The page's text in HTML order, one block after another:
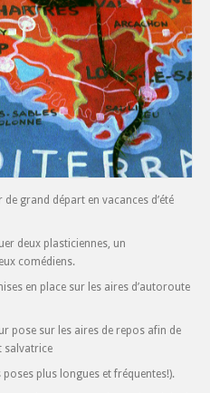
grand départ en vacances d’été
deux plasticiennes, un
comédiens.
en place sur les aires d’autoroute
pose sur les aires de repos afin de
salvatrice
plus longues et fréquentes!).